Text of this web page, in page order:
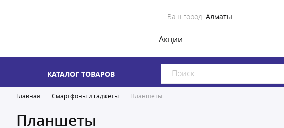
Ваш город: Алматы
Акции
КАТАЛОГ ТОВАРОВ
Главная Смартфоны и гаджеты Планшеты
Планшеты